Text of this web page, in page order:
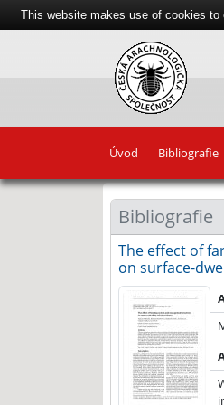
Úvod Bibliografie
Bibliografie
The effect of
on surface-
This website makes use of cookies to